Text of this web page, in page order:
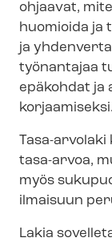
ohjaavat,
huomioida ja
ja
työnantajaa
epäkohdat ja
korjaamiseksi.
Tasa-arvolaki
tasa-arvoa,
myös
ilmaisuun
Lakia